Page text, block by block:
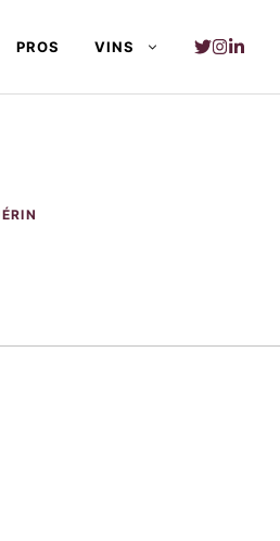
PROS VINS